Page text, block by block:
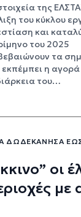
της
του κύκλου
και
του 2025
τα
η αγορά
του…
ΔΩΔΕΚΆΝΗΣΑ
οι